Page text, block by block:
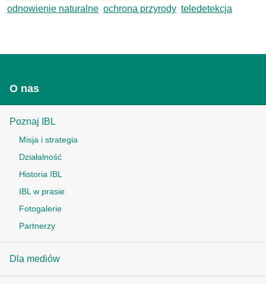
odnowienie naturalne ochrona przyrody teledetekcja
O nas
Poznaj IBL
Misja i strategia
Działalność
Historia IBL
IBL w prasie
Fotogalerie
Partnerzy
Dla mediów